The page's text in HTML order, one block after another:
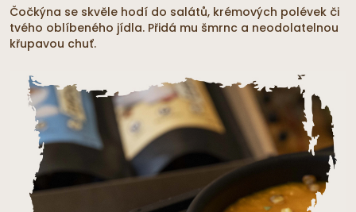
Čočkýna se skvěle hodí do salátů, krémových polévek či
tvého oblíbeného jídla. Přidá mu šmrnc a neodolatelnou
křupavou chuť.